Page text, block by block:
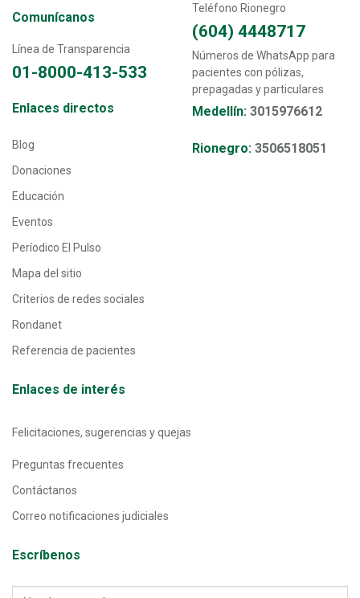
Comunícanos
Línea de Transparencia
01-8000-413-533
Teléfono Rionegro
(604) 4448717
Números de WhatsApp para
pacientes con pólizas,
prepagadas y particulares
Medellín: 3015976612
Rionegro: 3506518051
Transversal - Menú enlaces directos footer
Enlaces directos
Blog
Donaciones
Educación
Eventos
Períodico El Pulso
Mapa del sitio
Criterios de redes sociales
Rondanet
Referencia de pacientes
Enlaces de interés
Felicitaciones, sugerencias y quejas
Preguntas frecuentes
Contáctanos
Correo notificaciones judiciales
Escríbenos